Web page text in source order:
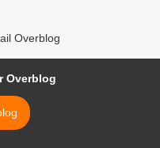
Overblog
Overblog